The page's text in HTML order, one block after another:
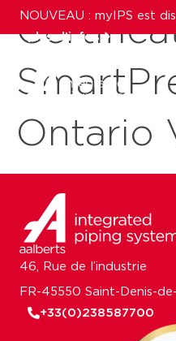
NOUVEAU : myIPS est
plus d’infos
fermer
Ontario
46, Rue de l’industrie
FR-45550 Saint-Denis-
+33(0)238587700